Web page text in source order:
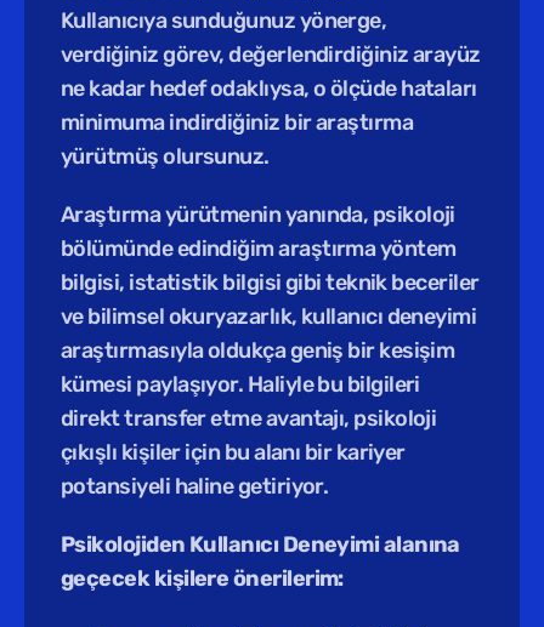
Kullanıcıya sunduğunuz yönerge,
verdiğiniz görev, değerlendirdiğiniz arayüz
ne kadar hedef odaklıysa, o ölçüde hataları
minimuma indirdiğiniz bir araştırma
yürütmüş olursunuz.
Araştırma yürütmenin yanında, psikoloji
bölümünde edindiğim araştırma yöntem
bilgisi, istatistik bilgisi gibi teknik beceriler
ve bilimsel okuryazarlık, kullanıcı deneyimi
araştırmasıyla oldukça geniş bir kesişim
kümesi paylaşıyor. Haliyle bu bilgileri
direkt transfer etme avantajı, psikoloji
çıkışlı kişiler için bu alanı bir kariyer
potansiyeli haline getiriyor.
Psikolojiden Kullanıcı Deneyimi alanına
geçecek kişilere önerilerim: